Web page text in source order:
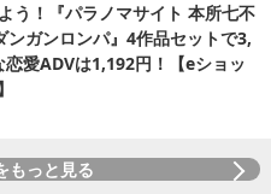
う！『パラノマサイト 本所七不
ンガンロンパ』4作品セットで3,
恋愛ADVは1,192円！【eショッ
もっと見る